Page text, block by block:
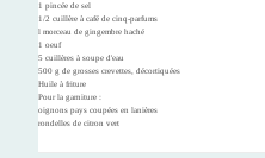
1 pincée de sel
1/2 cuillère à café de cinq-parfums
l morceau de gingembre haché
1 oeuf
5 cuillères à soupe d'eau
500 g de grosses crevettes, décortiquées
Huile à friture
Pour la garniture :
oignons pays coupées en lanières
rondelles de citron vert